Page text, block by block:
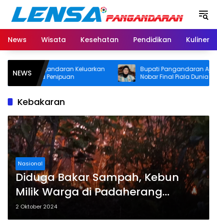
Langsung
konten
News
Wisata Kesehatan Pendidikan Kuliner
NEWS
Keluarkan
Penipuan
Bupati Pangandaran Ajak
Nobar Final Piala Dunia 2026,
Door Prize
Kebakaran
Nasional
Diduga Bakar Sampah, Kebun
Milik Warga di Padaherang
Pangandaran Kebakaran
2 Oktober 2024